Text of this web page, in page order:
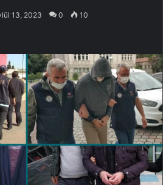
13, 2023 0 10